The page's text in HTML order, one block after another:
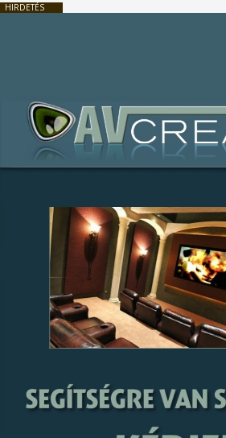
HIRDETÉS